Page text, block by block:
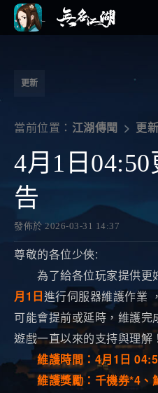
更新
當前位置： 江湖傳聞 更新
4月1日
告
發佈於 2026-03-31 14:37
尊敬的各位少俠:
為了給各位玩家提供更
月1日進行伺服器維護作業
可能會提前或延時，維護
遊戲一直以來的支持與理解！
維護時間：4月1日
維護獎勵：千機券*4、